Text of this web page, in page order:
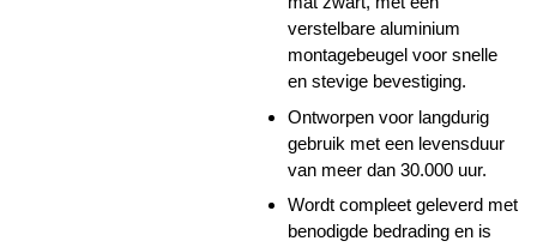
verstelbare aluminium
montagebeugel voor snelle
en stevige bevestiging.
Ontworpen voor langdurig
gebruik met een levensduur
van meer dan 30.000 uur.
Wordt compleet geleverd met
benodigde bedrading en is